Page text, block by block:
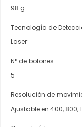
98 g
Tecnología de
Laser
N° de botones
5
Resolución de
Ajustable en 400, 800,